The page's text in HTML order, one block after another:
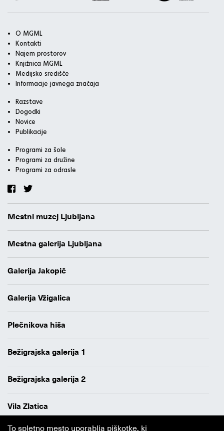
O MGML
Kontakti
Najem prostorov
Knjižnica MGML
Medijsko središče
Informacije javnega značaja
Razstave
Dogodki
Novice
Publikacije
Programi za šole
Programi za družine
Programi za odrasle
Mestni muzej Ljubljana
Mestna galerija Ljubljana
Galerija Jakopič
Galerija Vžigalica
Plečnikova hiša
Bežigrajska galerija 1
Bežigrajska galerija 2
Vila Zlatica
To spletno mesto uporablja piškotke, ki